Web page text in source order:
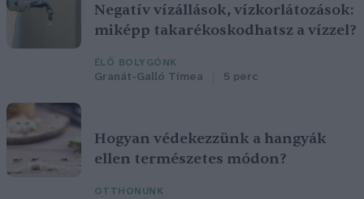
Negatív vízállások, vízkorlátozások:
miképp takarékoskodhatsz a vízzel?
ÉLŐ BOLYGÓNK
Granát-Galló Tímea 5 perc
Hogyan védekezzünk a hangyák
ellen természetes módon?
OTTHONUNK